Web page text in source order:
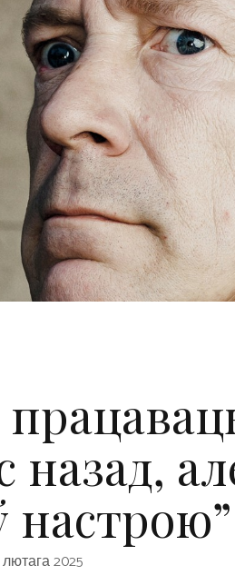
назад,
настрою”
2025